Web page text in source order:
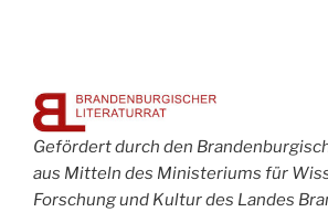
Gefördert durch den
aus Mitteln des Ministeriums für
Forschung und Kultur des Landes